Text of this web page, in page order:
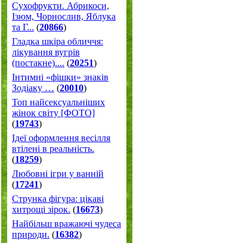
Cухофрукти. Абрикоси,
Ізюм, Чорнослив, Яблука
та Г... (20866)
Гладка шкіра обличчя:
лікування вугрів
(постакне).... (20251)
Інтимні «фішки» знаків
Зодіаку … (20010)
Топ найсексуальніших
жінок світу [ФОТО]
(19743)
Ідеї оформлення весілля
втілені в реальність.
(18259)
Любовні ігри у ванній
(17241)
Струнка фігура: цікаві
хитрощі зірок. (16673)
Найбільш вражаючі чудеса
природи. (16382)